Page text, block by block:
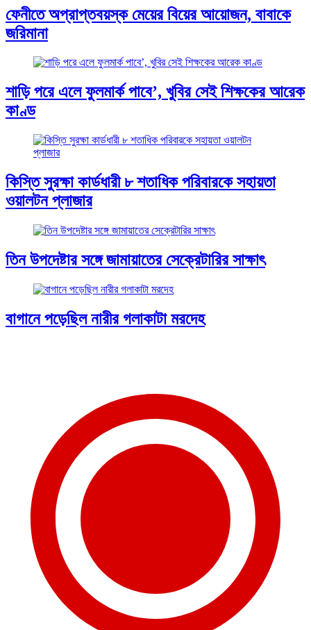
ফেনীতে অপ্রাপ্তবয়স্ক মেয়ের বিয়ের আয়োজন, বাবাকে
জরিমানা
শাড়ি পরে এলে ফুলমার্ক পাবে’, খুবির সেই শিক্ষকের আরেক
কাণ্ড
কিস্তি সুরক্ষা কার্ডধারী ৮ শতাধিক পরিবারকে সহায়তা
ওয়ালটন প্লাজার
তিন উপদেষ্টার সঙ্গে জামায়াতের সেক্রেটারির সাক্ষাৎ
বাগানে পড়েছিল নারীর গলাকাটা মরদেহ